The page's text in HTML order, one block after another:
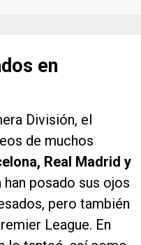
en
División, el
de muchos
Real Madrid y
han posado sus ojos
pero también
League. En